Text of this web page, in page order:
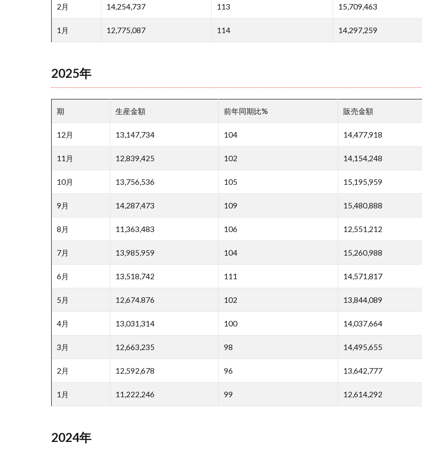
2月 14,254,737 113 15,709,463
1月 12,775,087 114 14,297,259
2025年
期 生産金額 前年同期比% 販売金額
12月 13,147,734 104 14,477,918
11月 12,839,425 102 14,154,248
10月 13,756,536 105 15,195,959
9月 14,287,473 109 15,480,888
8月 11,363,483 106 12,551,212
7月 13,985,959 104 15,260,988
6月 13,518,742 111 14,571,817
5月 12,674.876 102 13,844,089
4月 13,031,314 100 14,037,664
3月 12,663,235 98 14,495,655
2月 12,592,678 96 13,642,777
1月 11,222,246 99 12,614,292
2024年